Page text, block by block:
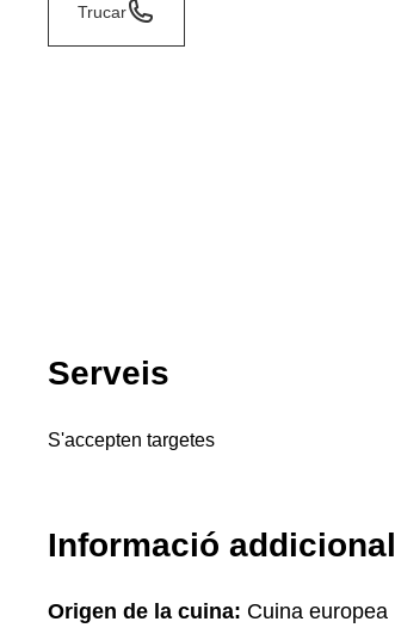
Trucar
Serveis
S'accepten targetes
Informació addicional
Origen de la cuina: Cuina europea